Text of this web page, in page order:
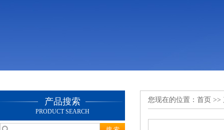
产品搜索
PRODUCT SEARCH
您现在的位置： 首页 >>